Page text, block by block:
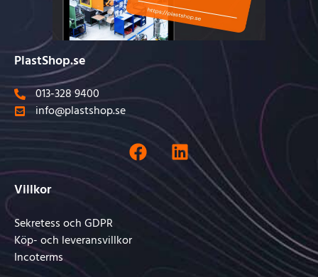
PlastShop.se
013-328 9400
info@plastshop.se
Villkor
Sekretess och GDPR
Köp- och leveransvillkor
Incoterms